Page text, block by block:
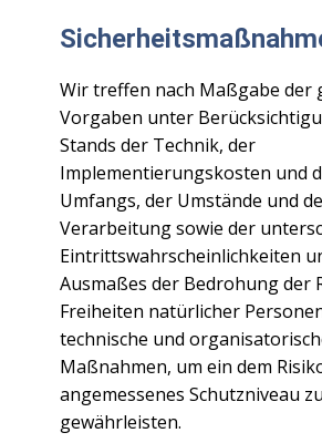
Wir treffen nach Maßgabe der
Vorgaben unter
Stands der Technik, der
Implementierungskosten und
Umfangs, der Umstände und
Verarbeitung sowie der
Eintrittswahrscheinlichkeiten
Ausmaßes der Bedrohung der
Freiheiten natürlicher
technische und
Maßnahmen, um ein dem
angemessenes Schutzniveau zu
gewährleisten.